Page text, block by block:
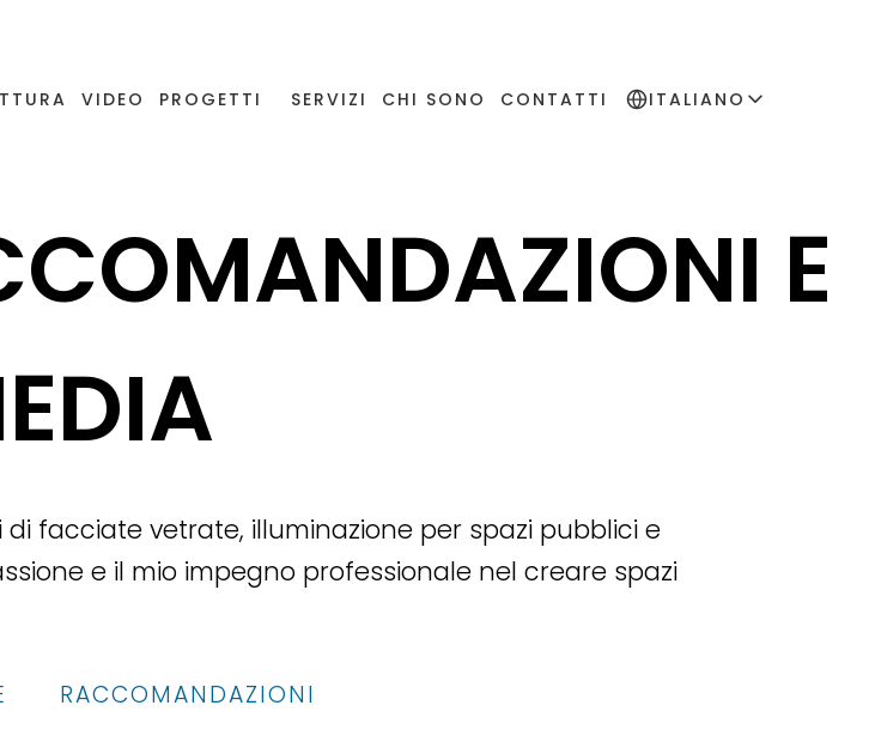
VIDEO PROGETTI SERVIZI CHI SONO CONTATTI ITALIANO
E
facciate vetrate, illuminazione per spazi pubblici e
e il mio impegno professionale nel creare spazi
RACCOMANDAZIONI